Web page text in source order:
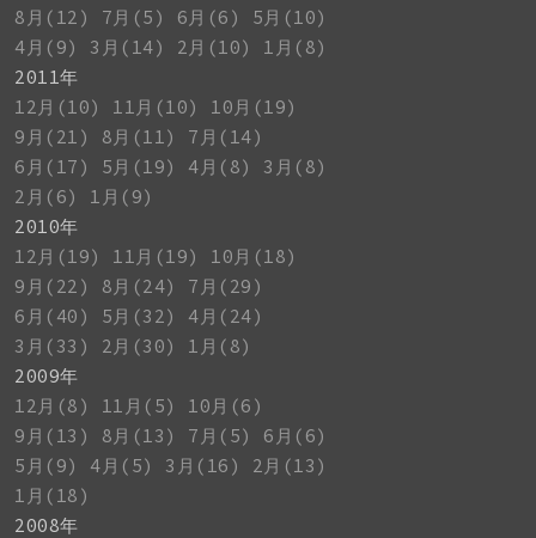
8月(12)
7月(5) 6月(6)
5月(10)
4月(9)
3月(14) 2月(10)
1月(8)
2011年
12月(10)
11月(10)
10月(19)
9月(21)
8月(11)
7月(14)
6月(17)
5月(19) 4月(8)
3月(8)
2月(6)
1月(9)
2010年
12月(19)
11月(19)
10月(18)
9月(22)
8月(24)
7月(29)
6月(40)
5月(32)
4月(24)
3月(33)
2月(30)
1月(8)
2009年
12月(8)
11月(5)
10月(6)
9月(13)
8月(13) 7月(5)
6月(6)
5月(9)
4月(5) 3月(16)
2月(13)
1月(18)
2008年